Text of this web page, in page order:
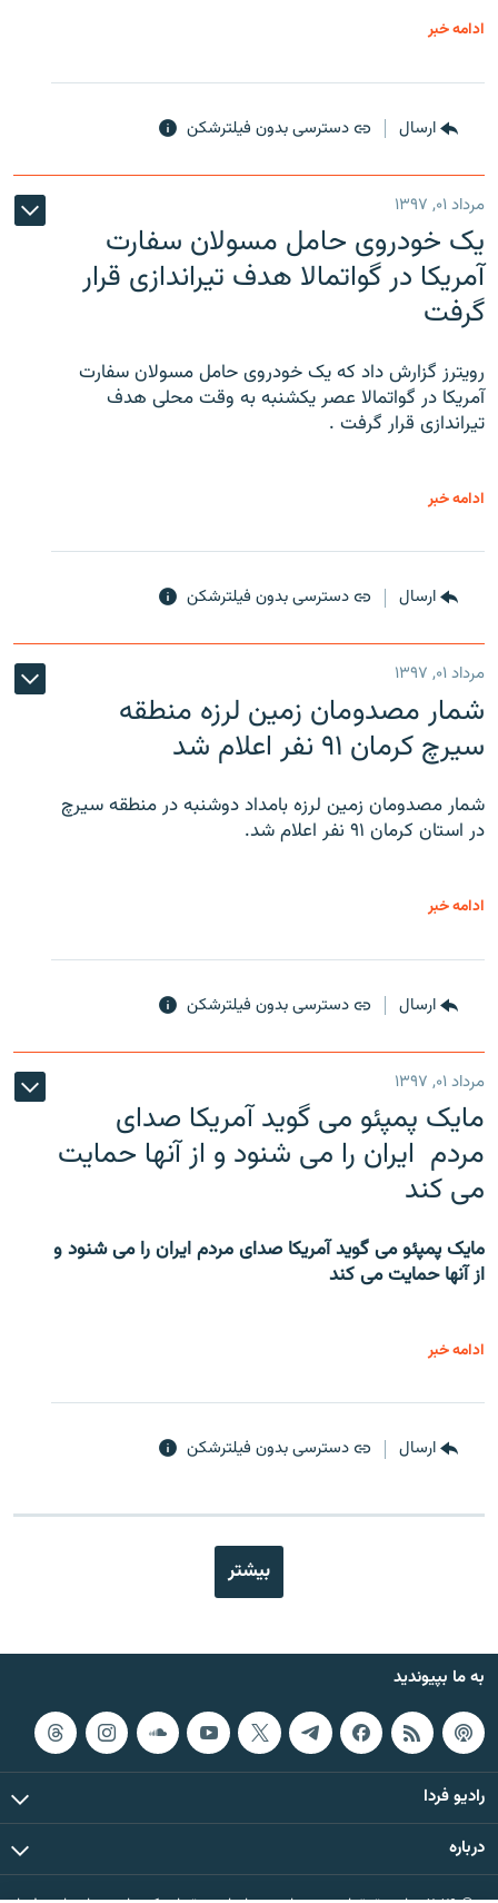
ادامه خبر
ارسال دسترسی بدون فیلترشکن
مرداد ۰۱, ۱۳۹۷
یک خودروی حامل مسولان سفارت
آمریکا در گواتمالا هدف تیراندازی قرار
گرفت
رویترز گزارش داد که یک خودروی حامل مسولان سفارت
آمریکا در گواتمالا عصر یکشنبه به وقت محلی هدف
تیراندازی قرار گرفت .
ادامه خبر
ارسال دسترسی بدون فیلترشکن
مرداد ۰۱, ۱۳۹۷
شمار مصدومان زمین لرزه منطقه
سیرچ کرمان ۹۱ نفر اعلام شد
شمار مصدومان زمین لرزه بامداد دوشنبه در منطقه سیرچ
در استان کرمان ۹۱ نفر اعلام شد.
ادامه خبر
ارسال دسترسی بدون فیلترشکن
مرداد ۰۱, ۱۳۹۷
مایک پمپئو می گوید آمریکا صدای
مردم ایران را می شنود و از آنها حمایت
می کند
مایک پمپئو می گوید آمریکا صدای مردم ایران را می شنود و
از آنها حمایت می کند
ادامه خبر
ارسال دسترسی بدون فیلترشکن
بیشتر
به ما بپیوندید
رادیو فردا
درباره